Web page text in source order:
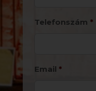
Telefonszám *
Email *